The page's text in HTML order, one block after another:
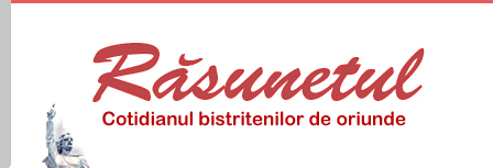
Meniu principal